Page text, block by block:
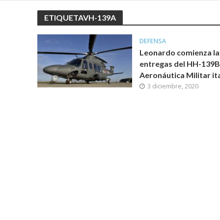
ETIQUETAVH-139A
DEFENSA
Leonardo comienza
entregas del HH-
Aeronáutica Militar
3 diciembre, 2020